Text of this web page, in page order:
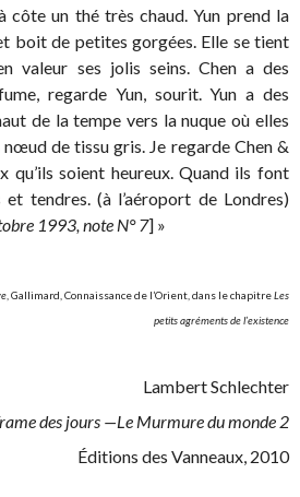
côte un thé très chaud. Yun prend la
boit de petites gorgées. Elle se tient
valeur ses jolis seins. Chen a des
regarde Yun, sourit. Yun a des
de la tempe vers la nuque où elles
nœud de tissu gris. Je regarde Chen &
qu’ils soient heureux. Quand ils font
et tendres. (à l’aéroport de Londres)
1993, note N° 7] »
, Gallimard, Connaissance de l’Orient, dans le chapitreLes
petits agréments de l’existence
Lambert Schlechter
des jours —Le Murmure du monde 2
Éditions des Vanneaux, 2010